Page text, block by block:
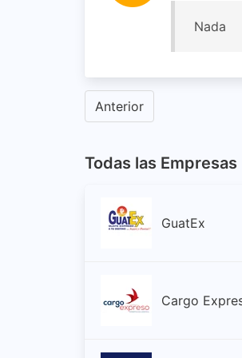
Nada
Anterior
Todas las Empresas
GuatEx
Cargo